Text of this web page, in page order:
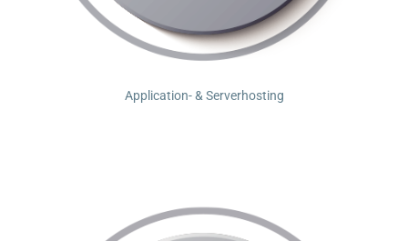
Application- & Serverhosting